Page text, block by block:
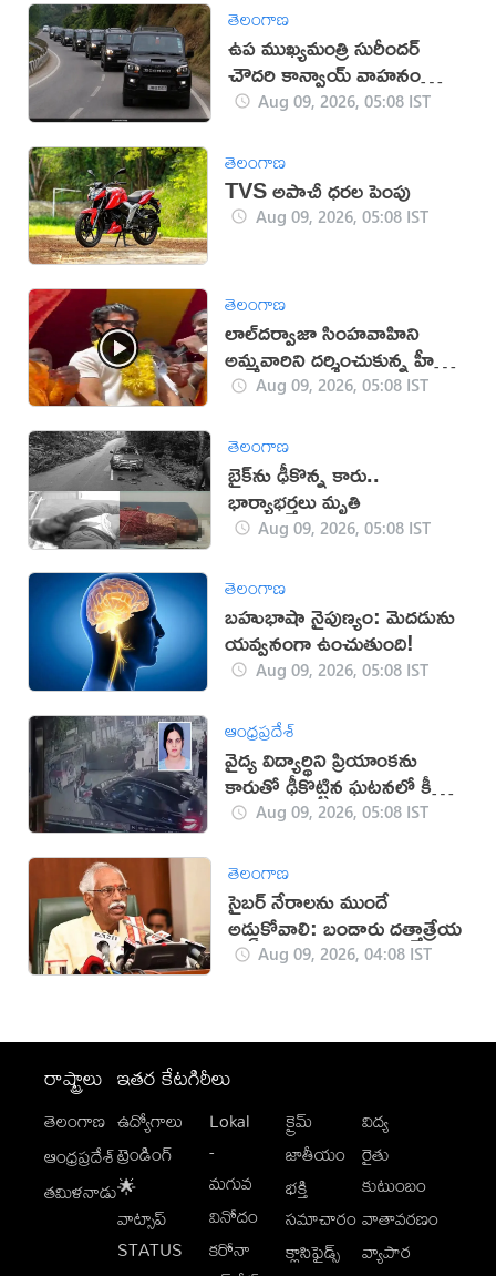
తెలంగాణ
ఉప ముఖ్యమంత్రి సురీందర్
చౌదరి కాన్వాయ్ వాహనం
ఢీకొని వ్యక్తి మృతి!
Aug 09, 2026, 05:08 IST
తెలంగాణ
TVS అపాచీ ధరల పెంపు
Aug 09, 2026, 05:08 IST
తెలంగాణ
లాల్‌దర్వాజా సింహవాహిని
అమ్మవారిని దర్శించుకున్న హీరో
విజయ్‌Aug 09, 2026, 05:08 IST
తెలంగాణ
బైక్‌ను ఢీకొన్న కారు..
భార్యాభర్తలు మృతి
Aug 09, 2026, 05:08 IST
తెలంగాణ
బహుభాషా నైపుణ్యం: మెదడును
యవ్వనంగా ఉంచుతుంది!
Aug 09, 2026, 05:08 IST
ఆంధ్రప్రదేశ్
వైద్య విద్యార్థిని ప్రియాంకను
కారుతో ఢీకొట్టిన ఘటనలో కీలక
పరిణామం
Aug 09, 2026, 05:08 IST
తెలంగాణ
సైబర్ నేరాలను ముందే
అడ్డుకోవాలి: బండారు దత్తాత్రేయ
Aug 09, 2026, 04:08 IST
రాష్ట్రాలు
తెలంగాణ
ఆంధ్రప్రదేశ్
తమిళనాడు
ఇతర కేటగిరీలు
ఉద్యోగాలు
ట్రెండింగ్
🌟
వాట్సాప్
STATUS
Lokal
-
మగువ
వినోదం
కరోనా
క్రైమ్
జాతీయం
భక్తి
సమాచారం
క్లాసిఫైడ్స్
విద్య
రైతు
కుటుంబం
వాతావరణం
వ్యాపార